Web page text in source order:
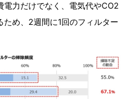
電力だけでなく、電気代やCO2
め、2週間に1回のフィルター